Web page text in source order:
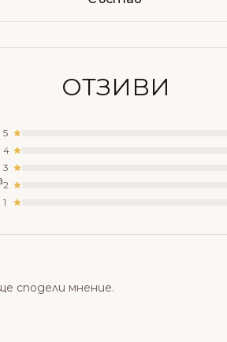
ОТЗИВИ
5
4
3
2
1
сподели мнение.